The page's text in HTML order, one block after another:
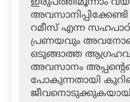
റമീസ് എന്ന
പ്രണയവും
ഒടുങ്ങാത്ത
അവസാനം
പോകുന്നതായി